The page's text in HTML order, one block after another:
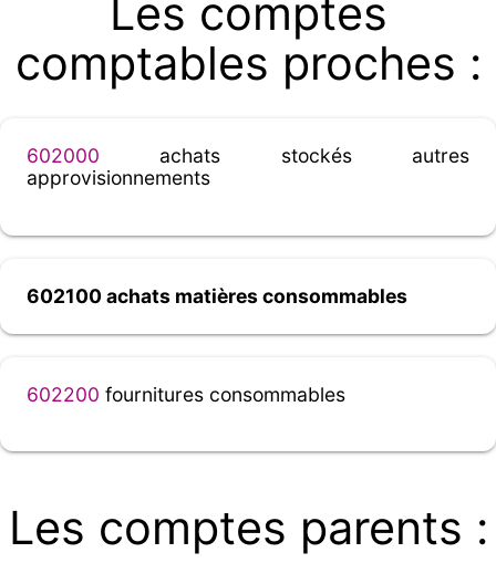
Les comptes
comptables proches :
602000 achats stockés autres
approvisionnements
602100 achats matières consommables
602200 fournitures consommables
Les comptes parents :